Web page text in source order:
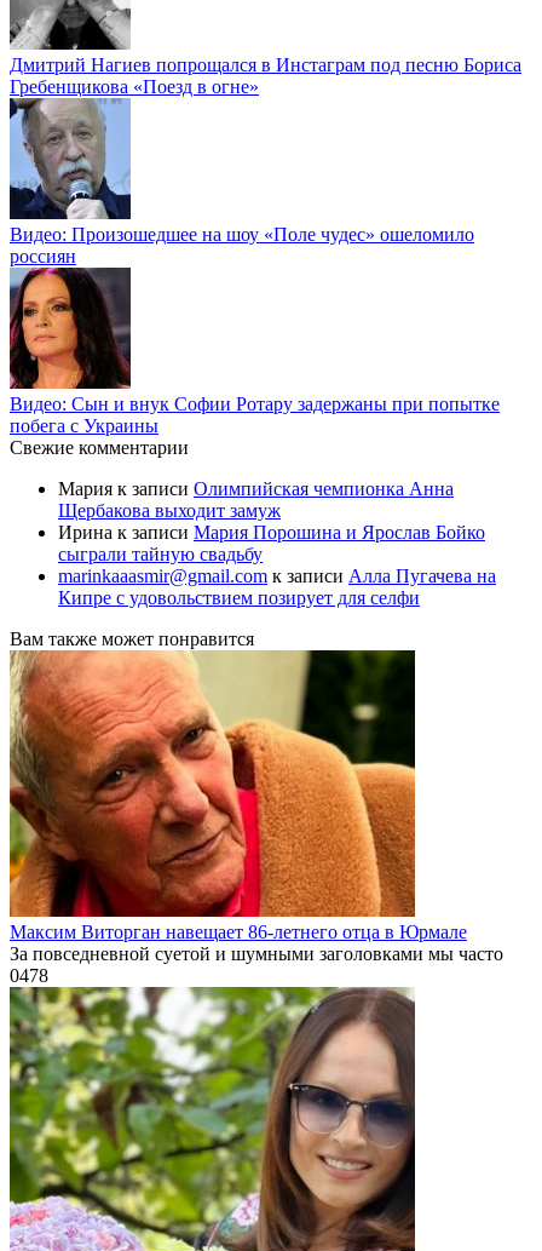
Дмитрий Нагиев попрощался в Инстаграм под песню Бориса
Гребенщикова «Поезд в огне»
Видео: Произошедшее на шоу «Поле чудес» ошеломило
россиян
Видео: Сын и внук Софии Ротару задержаны при попытке
побега с Украины
Свежие комментарии
Мария к записи Олимпийская чемпионка Анна
Щербакова выходит замуж
Ирина к записи Мария Порошина и Ярослав Бойко
сыграли тайную свадьбу
marinkaaasmir@gmail.com к записи Алла Пугачева на
Кипре с удовольствием позирует для селфи
Вам также может понравится
Максим Виторган навещает 86-летнего отца в Юрмале
За повседневной суетой и шумными заголовками мы часто
0478